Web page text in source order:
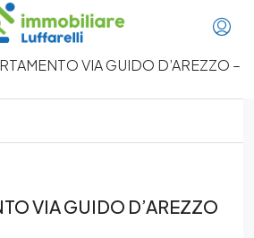
VIA GUIDO D’AREZZO